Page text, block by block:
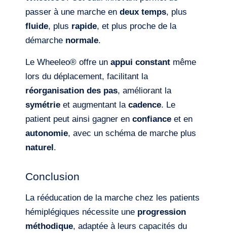
passer à une marche en deux temps, plus
fluide, plus rapide, et plus proche de la
démarche normale.
Le Wheeleo® offre un appui constant même
lors du déplacement, facilitant la
réorganisation des pas, améliorant la
symétrie et augmentant la cadence. Le
patient peut ainsi gagner en confiance et en
autonomie, avec un schéma de marche plus
naturel.
Conclusion
La rééducation de la marche chez les patients
hémiplégiques nécessite une progression
méthodique, adaptée à leurs capacités du